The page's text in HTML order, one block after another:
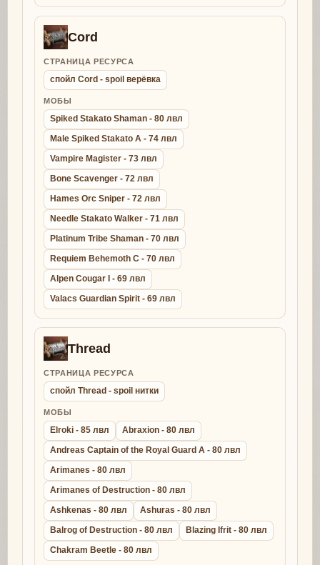
Cord
СТРАНИЦА РЕСУРСА
спойл Cord - spoil верёвка
МОБЫ
Spiked Stakato Shaman - 80 лвл
Male Spiked Stakato A - 74 лвл
Vampire Magister - 73 лвл
Bone Scavenger - 72 лвл
Hames Orc Sniper - 72 лвл
Needle Stakato Walker - 71 лвл
Platinum Tribe Shaman - 70 лвл
Requiem Behemoth C - 70 лвл
Alpen Cougar I - 69 лвл
Valacs Guardian Spirit - 69 лвл
Thread
СТРАНИЦА РЕСУРСА
спойл Thread - spoil нитки
МОБЫ
Elroki - 85 лвл
Abraxion - 80 лвл
Andreas Captain of the Royal Guard A - 80 лвл
Arimanes - 80 лвл
Arimanes of Destruction - 80 лвл
Ashkenas - 80 лвл
Ashuras - 80 лвл
Balrog of Destruction - 80 лвл
Blazing Ifrit - 80 лвл
Chakram Beetle - 80 лвл